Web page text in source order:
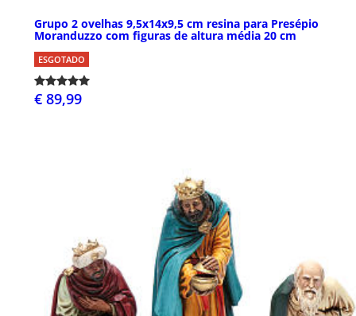
Grupo 2 ovelhas 9,5x14x9,5 cm resina para Presépio
Moranduzzo com figuras de altura média 20 cm
ESGOTADO
€ 89,99